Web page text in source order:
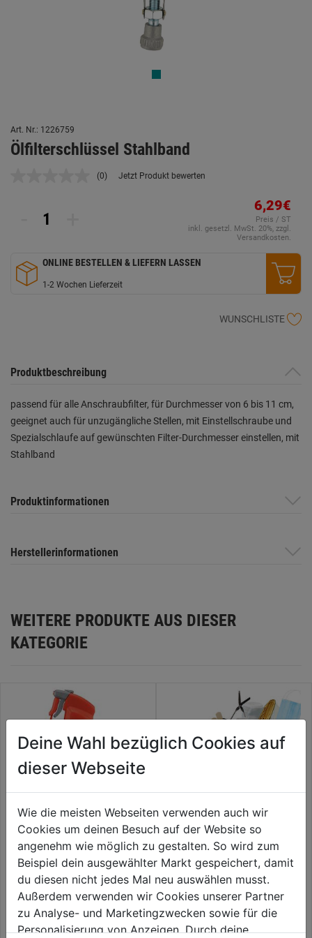
Art. Nr.: 1226759
Ölfilterschlüssel Stahlband
Kein
(0) Jetzt Produkt bewerten
6,29€
Preis / ST
inkl. gesetzl. MwSt. 20%, zzgl.
Versandkosten.
ONLINE BESTELLEN & LIEFERN LASSEN
1-2 Wochen Lieferzeit
WUNSCHLISTE
Produktbeschreibung
passend für alle Anschraubfilter, für Durchmesser von 6 bis 11 cm,
geeignet auch für unzugängliche Stellen, mit Einstellschraube und
Spezialschlaufe auf gewünschten Filter-Durchmesser einstellen, mit
Stahlband
Produktinformationen
Herstellerinformationen
WEITERE PRODUKTE AUS DIESER
KATEGORIE
Graphitspray 100ml
0.0 (0)
0.0
von
6,59€
€ 65,90/1 L
KFZ Verbandstasche DIN
13164:2022
0.0 (0)
0.0
von
5
6,99€
Deine Wahl bezüglich Cookies auf
dieser Webseite
Wie die meisten Webseiten verwenden auch wir
Cookies um deinen Besuch auf der Website so
angenehm wie möglich zu gestalten. So wird zum
Beispiel dein ausgewählter Markt gespeichert, damit
du diesen nicht jedes Mal neu auswählen musst.
Außerdem verwenden wir Cookies unserer Partner
zu Analyse- und Marketingzwecken sowie für die
Personalisierung von Anzeigen. Durch deine